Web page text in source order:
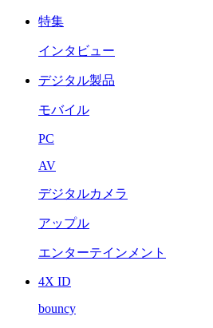
特集
インタビュー
デジタル製品
モバイル
PC
AV
デジタルカメラ
アップル
エンターテインメント
4X ID
bouncy